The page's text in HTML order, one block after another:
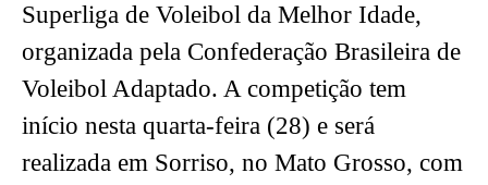
Superliga de Voleibol da Melhor Idade,
organizada pela Confederação Brasileira de
Voleibol Adaptado. A competição tem
início nesta quarta-feira (28) e será
realizada em Sorriso, no Mato Grosso, com